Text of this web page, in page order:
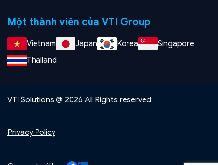
Một thành viên của VTI Group
Vietnam Japan Korea
Singapore
Thailand
VTI Solutions @ 2026 All Rights reserved
Privacy Policy